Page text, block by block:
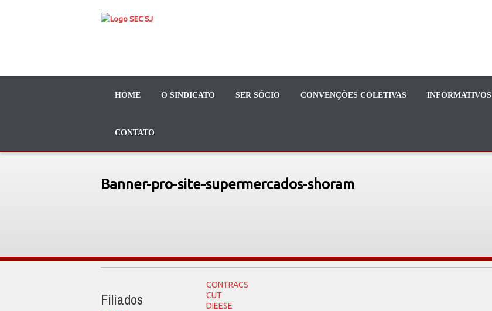
HOME O SINDICATO SER SÓCIO CONVENÇÕES COLETIVAS INFORMATIVOS
CONTATO
Banner-pro-site-supermercados-shoram
Filiados
CONTRACS
CUT
DIEESE